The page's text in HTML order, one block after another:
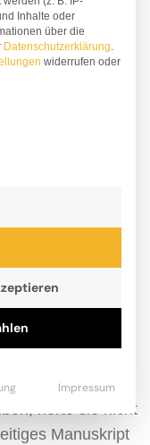
und Tiere,
bekam, eine
hörte sie nicht
Manuskript
Inhalte oder
über die
Datenschutzerklärung.
widerrufen oder
für die
Impressum